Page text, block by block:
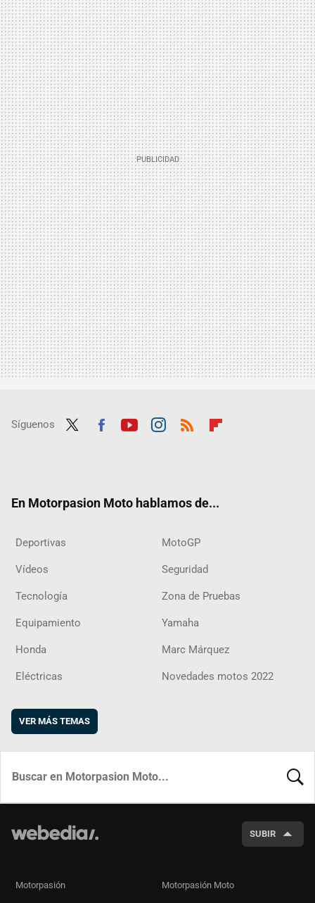
Síguenos
En Motorpasion Moto hablamos de...
Deportivas MotoGP
Vídeos Seguridad
Tecnología Zona de Pruebas
Equipamiento Yamaha
Honda Marc Márquez
Eléctricas Novedades motos 2022
VER MÁS TEMAS
SUBIR
Motorpasión Motorpasión Moto